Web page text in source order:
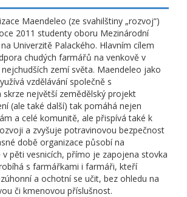
Maendeleo (ze svahilštiny „rozvoj“)
2011 studenty oboru Mezinárodní
Univerzitě Palackého. Hlavním cílem
chudých farmářů na venkově v
zemí světa. Maendeleo jako
vzdělávání společně s
největší zemědělský projekt
(ale také další) tak pomáhá nejen
a celé komunitě, ale přispívá také k
a zvyšuje potravinovou bezpečnost
době organizace působí na
v pěti vesnicích, přímo je zapojena stovka
s farmářkami i farmáři, kteří
a ochotní se učit, bez ohledu na
či kmenovou příslušnost.